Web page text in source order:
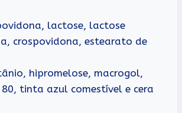
lactose, lactose
crospovidona, estearato de
hipromelose, macrogol,
tinta azul comestível e cera